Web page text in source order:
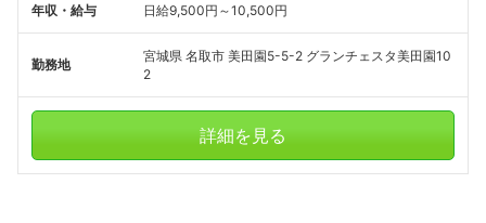
年収・給与 日給9,500円～10,500円
勤務地
宮城県 名取市 美田園5-5-2 グランチェスタ美田園10
2
詳細を見る